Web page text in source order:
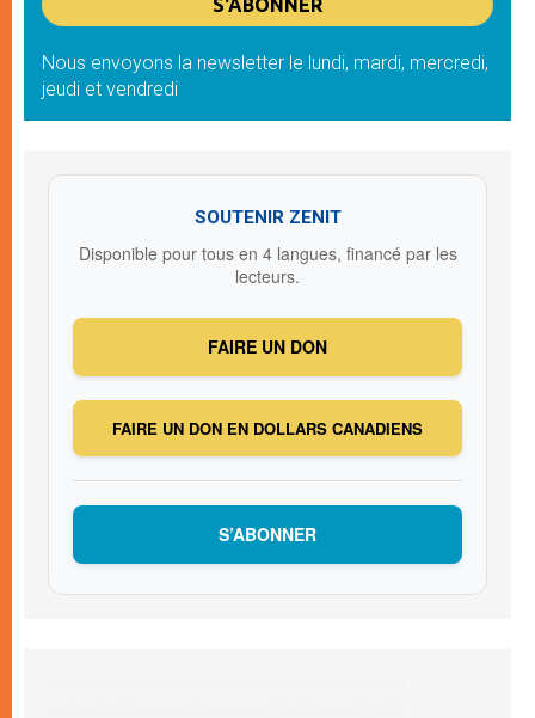
Nous envoyons la newsletter le lundi, mardi, mercredi,
jeudi et vendredi
SOUTENIR ZENIT
Disponible pour tous en 4 langues, financé par les
lecteurs.
FAIRE UN DON
FAIRE UN DON EN DOLLARS CANADIENS
S’ABONNER